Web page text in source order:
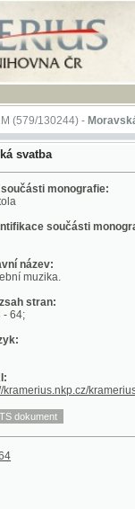
130244)-Moravská
monografie:
součásti monografie:
stran:
kramerius/